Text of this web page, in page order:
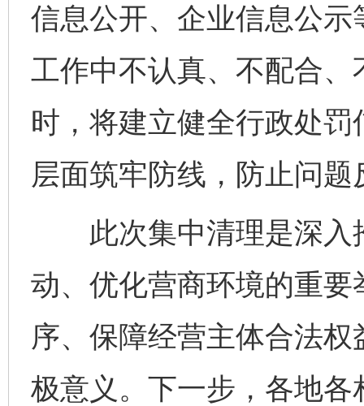
信息公开、企业信息公
工作中不认真、不配合
时，将建立健全行政处
层面筑牢防线，防止问题
此次集中清理是深入
动、优化营商环境的重
序、保障经营主体合法
极意义。下一步，各地